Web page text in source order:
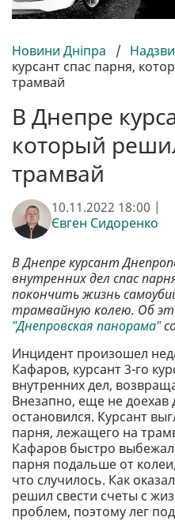
Новини Дніпра /
курсант спас парня,
трамвай
В Днепре
который
трамвай
10.11.2022 18:00 |
Євген Сидоренко
В Днепре курсант
внутренних дел спас
покончить жизнь
трамвайную колею. Об
"Днепровская панорама"
Инцидент произошел
Кафаров, курсант 3-го
внутренних дел,
Внезапно, еще не доехав
остановился. Курсант
парня, лежащего на
Кафаров быстро
парня подальше от
что случилось. Как
решил свести счеты с
проблем, поэтому лег